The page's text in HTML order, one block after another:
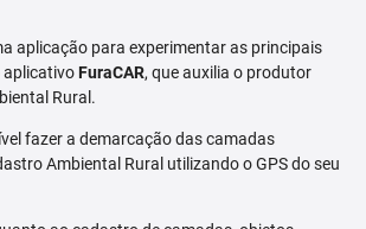
aplicação para experimentar as principais
aplicativoFuraCAR, que auxilia o produtor
Rural.
fazer a demarcação das camadas
Ambiental Rural utilizando o GPS do seu